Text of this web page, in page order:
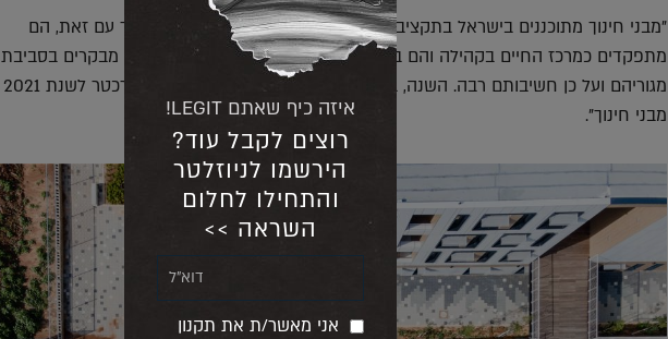
"מבני חינוך מתוכננים בישראל בתקציבים נמוכים ונבנים בפרקי זמן קצרים. יחד עם זאת, הם
מתפקדים כמרכז החיים בקהילה והם בין מבני הציבור הראשונים שבהם ילדים מבקרים בסביבת
מבני חינוך".
איזה כיף שאתם LEGIT!
רוצים לקבל עוד?
הירשמו לניוזלטר
והתחילו לחלום
השראה >>
אני מאשר/ת את תקנון